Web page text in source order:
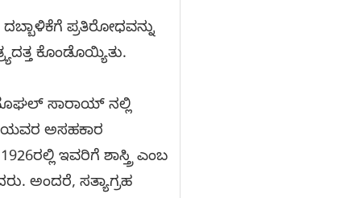
ಪ್ರತಿರೋಧವನ್ನು
ಕೊಂಡೊಯ್ಯಿತು.
ಮೊಘಲ್ ಸಾರಾಯ್ ನಲ್ಲಿ
ಅಸಹಕಾರ
ಇವರಿಗೆ ಶಾಸ್ತ್ರಿ ಎಂಬ
ಅಂದರೆ, ಸತ್ಯಾಗ್ರಹ